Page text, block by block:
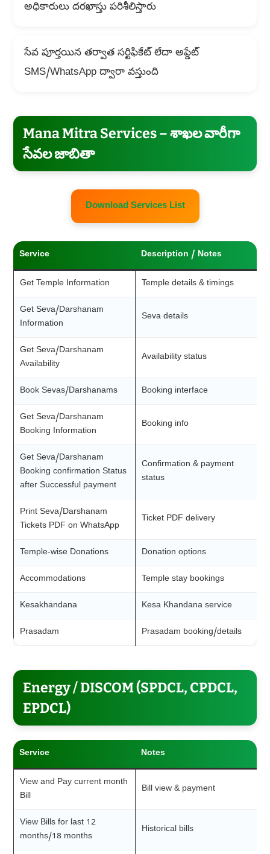
అధికారులు దరఖాస్తు పరిశీలిస్తారు
సేవ పూర్తయిన తర్వాత సర్టిఫికేట్ లేదా అప్డేట్
SMS/WhatsApp ద్వారా వస్తుంది
Mana Mitra Services – శాఖల వారీగా
సేవల జాబితా
Download Services List
Service Description / Notes
Get Temple Information Temple details & timings
Get Seva/Darshanam
Information
Seva details
Get Seva/Darshanam
Availability
Availability status
Book Sevas/Darshanams Booking interface
Get Seva/Darshanam
Booking Information
Booking info
Get Seva/Darshanam
Booking confirmation Status
after Successful payment
Confirmation & payment
status
Print Seva/Darshanam
Tickets PDF on WhatsApp
Ticket PDF delivery
Temple-wise Donations Donation options
Accommodations Temple stay bookings
Kesakhandana Kesa Khandana service
Prasadam Prasadam booking/details
Energy / DISCOM (SPDCL, CPDCL,
EPDCL)
Service Notes
View and Pay current month
Bill
Bill view & payment
View Bills for last 12
months/18 months
Historical bills